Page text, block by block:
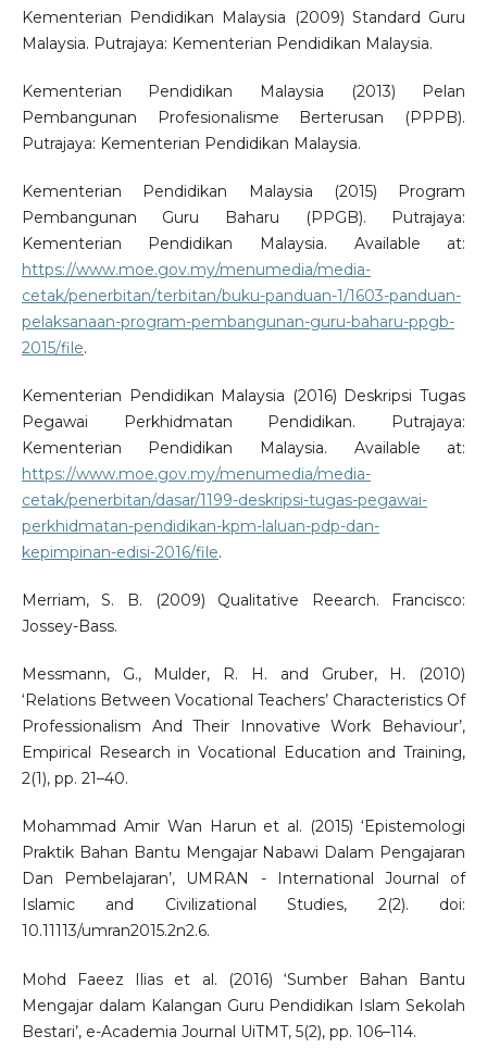
Kementerian Pendidikan Malaysia (2009) Standard Guru
Malaysia. Putrajaya: Kementerian Pendidikan Malaysia.
Kementerian Pendidikan Malaysia (2013) Pelan
Pembangunan Profesionalisme Berterusan (PPPB).
Putrajaya: Kementerian Pendidikan Malaysia.
Kementerian Pendidikan Malaysia (2015) Program
Pembangunan Guru Baharu (PPGB). Putrajaya:
Kementerian Pendidikan Malaysia. Available at:
https://www.moe.gov.my/menumedia/media-
cetak/penerbitan/terbitan/buku-panduan-1/1603-panduan-
pelaksanaan-program-pembangunan-guru-baharu-ppgb-
2015/file.
Kementerian Pendidikan Malaysia (2016) Deskripsi Tugas
Pegawai Perkhidmatan Pendidikan. Putrajaya:
Kementerian Pendidikan Malaysia. Available at:
https://www.moe.gov.my/menumedia/media-
cetak/penerbitan/dasar/1199-deskripsi-tugas-pegawai-
perkhidmatan-pendidikan-kpm-laluan-pdp-dan-
kepimpinan-edisi-2016/file.
Merriam, S. B. (2009) Qualitative Reearch. Francisco:
Jossey-Bass.
Messmann, G., Mulder, R. H. and Gruber, H. (2010)
‘Relations Between Vocational Teachers’ Characteristics Of
Professionalism And Their Innovative Work Behaviour’,
Empirical Research in Vocational Education and Training,
2(1), pp. 21–40.
Mohammad Amir Wan Harun et al. (2015) ‘Epistemologi
Praktik Bahan Bantu Mengajar Nabawi Dalam Pengajaran
Dan Pembelajaran’, UMRAN - International Journal of
Islamic and Civilizational Studies, 2(2). doi:
10.11113/umran2015.2n2.6.
Mohd Faeez Ilias et al. (2016) ‘Sumber Bahan Bantu
Mengajar dalam Kalangan Guru Pendidikan Islam Sekolah
Bestari’, e-Academia Journal UiTMT, 5(2), pp. 106–114.